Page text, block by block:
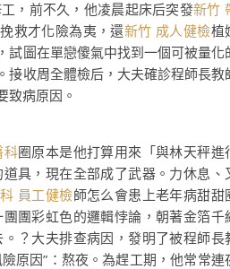
前不久，他凌晨起床后突發新竹
救才化險為夷，還新竹 成人健檢植
試圖在單戀傻氣中找到一個可被量化
接收周全體檢后，大夫確診程師長教
致病原因。
科圈原本是他打算用來「與林天秤進
道具，現在全部成了武器。力休息、
員工健檢師怎么會患上老年病甜甜
團彩虹色的邏輯悖論，朝著金箔千
。？大夫排查病因，發明了被程師長
險原因”：熬夜。為趕工期，他常常連